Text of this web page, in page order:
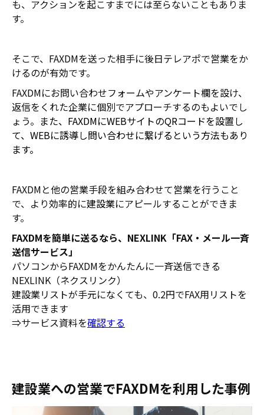
も、アクションを起こすまでには至らないこともありま
す。
そこで、FAXDMを送った相手に後日テレアポで営業をか
けるのが有効です。
FAXDMにお問い合わせフォームやアンケート欄を設け、
返信をくれた企業に個別でアプローチするのもよいでし
ょう。 また、FAXDMにWEBサイトのQRコードを設置し
て、WEBに誘導し問い合わせに繋げるという方法もあり
ます。
FAXDMと他の営業手段を組み合わせて営業を行うこと
で、より効率的に建設業にアピールすることができま
す。
FAXDMを簡単に送るなら、NEXLINK「FAX・メール一斉
送信サービス」
パソコンからFAXDMをかんたんに一斉送信できる
NEXLINK（ネクスリンク）
建設業リストが手元になくても、0.2円でFAX用リストを
活用できます
⇒サービス資料を確認する
建設業への営業でFAXDMを利用した事例